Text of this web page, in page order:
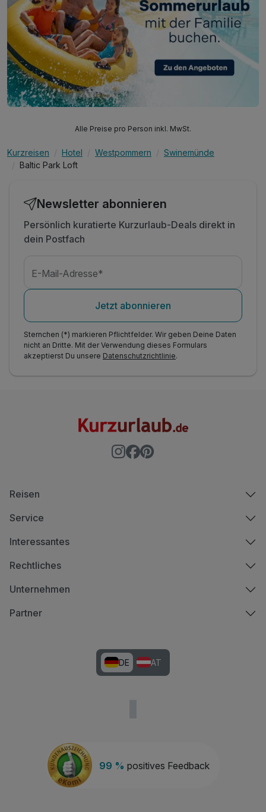
Alle Preise pro Person inkl. MwSt.
Kurzreisen Hotel Westpommern
Swinemünde
Baltic Park Loft
Newsletter abonnieren
Persönlich kuratierte Kurzurlaub-Deals direkt in
dein Postfach
E-Mail-Adresse*
Jetzt abonnieren
Sternchen (*) markieren Pflichtfelder. Wir geben Deine Daten
nicht an Dritte. Mit der Verwendung dieses Formulars
akzeptierst Du unsere Datenschutzrichtlinie.
99 % positives Feedback
Reisen
Service
Interessantes
Rechtliches
Unternehmen
Partner
DE AT